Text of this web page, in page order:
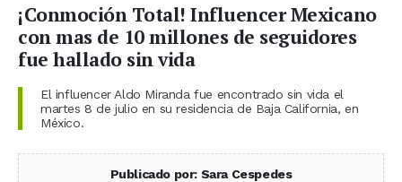
¡Conmoción Total! Influencer Mexicano
con mas de 10 millones de seguidores
fue hallado sin vida
El influencer Aldo Miranda fue encontrado sin vida el
martes 8 de julio en su residencia de Baja California, en
México.
Publicado por: Sara Cespedes